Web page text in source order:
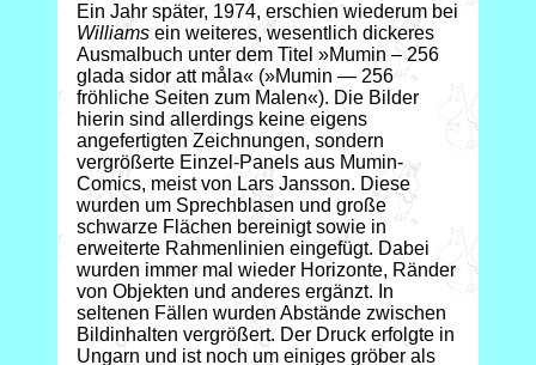
Ein Jahr später, 1974, erschien wiederum bei
Williams ein weiteres, wesentlich dickeres
Ausmalbuch unter dem Titel »Mumin – 256
glada sidor att måla« (»Mumin — 256
fröhliche Seiten zum Malen«). Die Bilder
hierin sind allerdings keine eigens
angefertigten Zeichnungen, sondern
vergrößerte Einzel-Panels aus Mumin-
Comics, meist von Lars Jansson. Diese
wurden um Sprechblasen und große
schwarze Flächen bereinigt sowie in
erweiterte Rahmenlinien eingefügt. Dabei
wurden immer mal wieder Horizonte, Ränder
von Objekten und anderes ergänzt. In
seltenen Fällen wurden Abstände zwischen
Bildinhalten vergrößert. Der Druck erfolgte in
Ungarn und ist noch um einiges gröber als